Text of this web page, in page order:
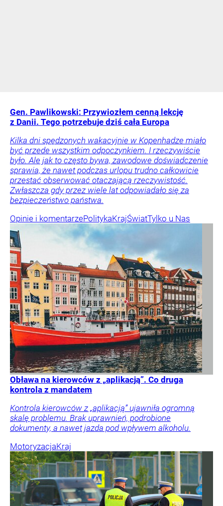
Gen. Pawlikowski: Przywiozłem cenną lekcję
z Danii. Tego potrzebuje dziś cała Europa
Kilka dni spędzonych wakacyjnie w Kopenhadze miało
być przede wszystkim odpoczynkiem. I rzeczywiście
było. Ale jak to często bywa, zawodowe doświadczenie
sprawia, że nawet podczas urlopu trudno całkowicie
przestać obserwować otaczającą rzeczywistość.
Zwłaszcza gdy przez wiele lat odpowiadało się za
bezpieczeństwo państwa.
Opinie i komentarzePolitykaKrajŚwiatTylko u Nas
Obława na kierowców z „aplikacją”. Co druga
kontrola z mandatem
Kontrola kierowców z „aplikacją” ujawniła ogromną
skalę problemu. Brak uprawnień, podrobione
dokumenty, a nawet jazda pod wpływem alkoholu.
MotoryzacjaKraj